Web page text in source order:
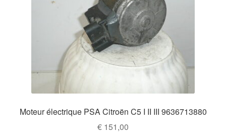
Moteur électrique PSA Citroën C5 I II III 9636713880
€ 151,00